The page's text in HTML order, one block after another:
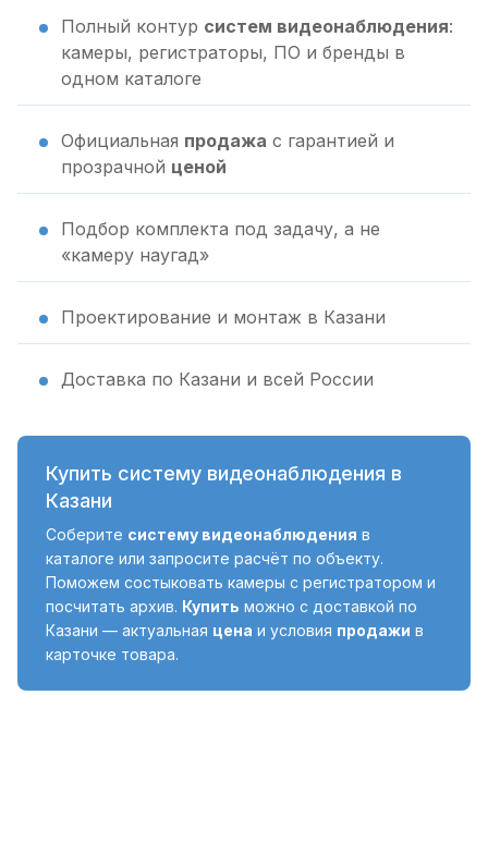
Полный контур систем видеонаблюдения:
камеры, регистраторы, ПО и бренды в
одном каталоге
Официальная продажа с гарантией и
прозрачной ценой
Подбор комплекта под задачу, а не
«камеру наугад»
Проектирование и монтаж в Казани
Доставка по Казани и всей России
Купить систему видеонаблюдения в
Казани
Соберите систему видеонаблюдения в
каталоге или запросите расчёт по объекту.
Поможем состыковать камеры с регистратором и
посчитать архив. Купить можно с доставкой по
Казани — актуальная цена и условия продажи в
карточке товара.